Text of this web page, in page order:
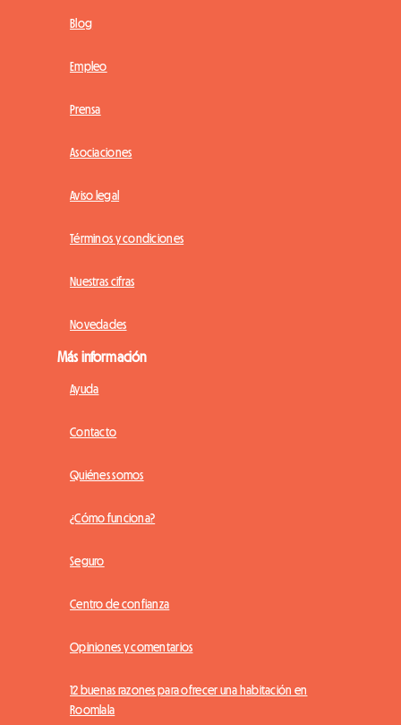
Blog
Empleo
Prensa
Asociaciones
Aviso legal
Términos y condiciones
Nuestras cifras
Novedades
Más información
Ayuda
Contacto
Quiénes somos
¿Cómo funciona?
Seguro
Centro de confianza
Opiniones y comentarios
12 buenas razones para ofrecer una habitación en
Roomlala